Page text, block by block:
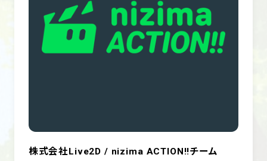
株式会社Live2D / nizima ACTION!!チーム